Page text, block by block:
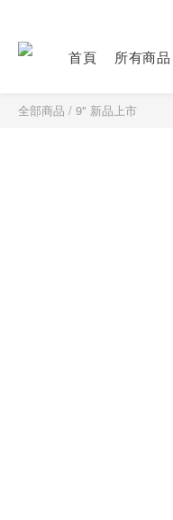
首頁 所有商品
全部商品 / 9" 新品上市